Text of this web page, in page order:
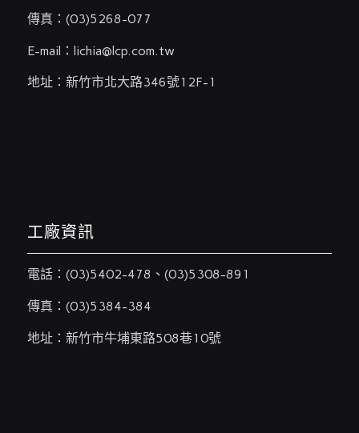
傳真：(03)5268-077
E-mail： lichia@lcp.com.tw
地址：新竹市北大路346號12F-1
工廠資訊
電話： (03)5402-478 、 (03)5308-891
傳真：(03)5384-384
地址：新竹市牛埔東路508巷10號